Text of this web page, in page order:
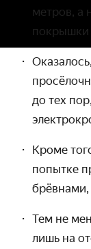
метров, а
покрышки
до тех
Кроме
попытке
брёвнами,
Тем не
лишь на